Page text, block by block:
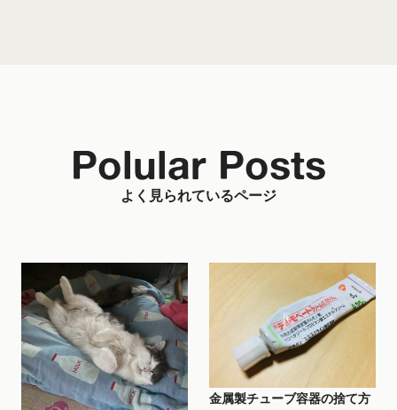
よく見られているページ
Polular Posts
金属製チューブ容器の捨て方